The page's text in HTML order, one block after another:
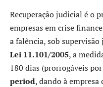
Recuperação judicial é o
empresas em crise
a falência, sob
Lei 11.101/2005, a
180 dias (prorrogáveis
period, dando à empresa